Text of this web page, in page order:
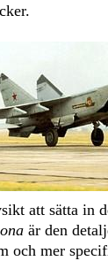
att sätta in
är den
och mer